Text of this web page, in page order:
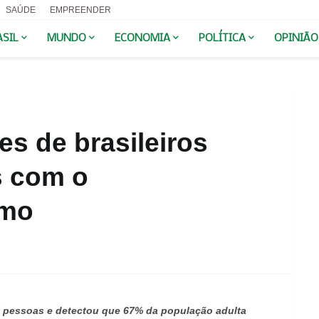
SAÚDE EMPREENDER
MUNDO ECONOMIA POLÍTICA OPINIÃO
de brasileiros
com o
e detectou que 67% da população adulta